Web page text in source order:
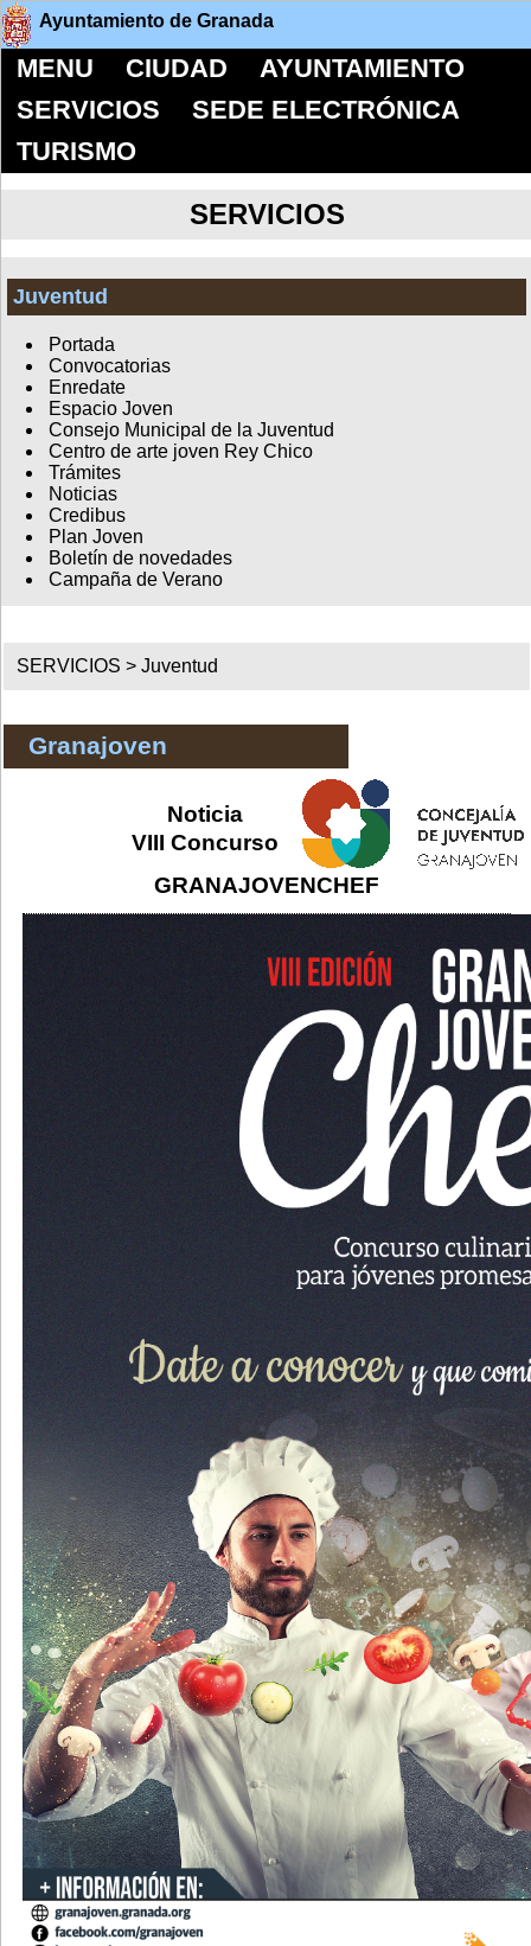
Ayuntamiento de Granada
MENU CIUDAD
AYUNTAMIENTO
SERVICIOS
SEDE ELECTRÓNICA
TURISMO
SERVICIOS
Juventud
Portada
Convocatorias
Enredate
Espacio Joven
Consejo Municipal de la Juventud
Centro de arte joven Rey Chico
Trámites
Noticias
Credibus
Plan Joven
Boletín de novedades
Campaña de Verano
SERVICIOS >Juventud
Granajoven
Noticia
VIII Concurso
GRANAJOVENCHEF